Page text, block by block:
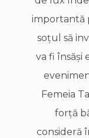
importantă
soţul să
va fi însăşi
Femeia
forţă
consideră